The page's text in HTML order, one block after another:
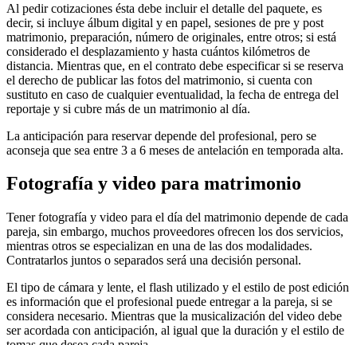
Al pedir cotizaciones ésta debe incluir el detalle del paquete, es
decir, si incluye álbum digital y en papel, sesiones de pre y post
matrimonio, preparación, número de originales, entre otros; si está
considerado el desplazamiento y hasta cuántos kilómetros de
distancia. Mientras que, en el contrato debe especificar si se reserva
el derecho de publicar las fotos del matrimonio, si cuenta con
sustituto en caso de cualquier eventualidad, la fecha de entrega del
reportaje y si cubre más de un matrimonio al día.
La anticipación para reservar depende del profesional, pero se
aconseja que sea entre 3 a 6 meses de antelación en temporada alta.
Fotografía y video para matrimonio
Tener fotografía y video para el día del matrimonio depende de cada
pareja, sin embargo, muchos proveedores ofrecen los dos servicios,
mientras otros se especializan en una de las dos modalidades.
Contratarlos juntos o separados será una decisión personal.
El tipo de cámara y lente, el flash utilizado y el estilo de post edición
es información que el profesional puede entregar a la pareja, si se
considera necesario. Mientras que la musicalización del video debe
ser acordada con anticipación, al igual que la duración y el estilo de